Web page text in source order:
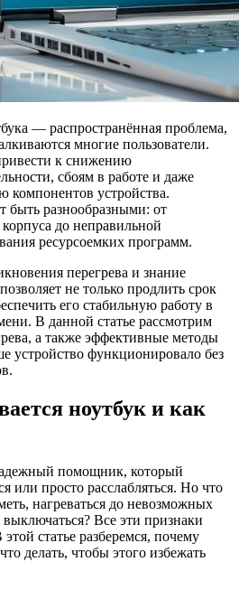
— распространённая проблема,
многие пользователи.
к снижению
сбоям в работе и даже
компонентов устройства.
быть разнообразными: от
до неправильной
ресурсоемких программ.
перегрева и знание
не только продлить срок
его стабильную работу в
В данной статье рассмотрим
а также эффективные методы
устройство функционировало без
ноутбук и как
помощник, который
или просто расслабляться. Но что
нагреваться до невозможных
Все эти признаки
статье разберемся, почему
делать, чтобы этого избежать